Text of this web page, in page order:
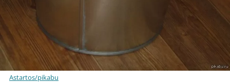
Astartos/pikabu